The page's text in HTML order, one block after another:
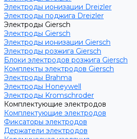
Электроды ионизации Dreizler
Электроды поджига Dreizler
Электроды Giersch
Электроды Giersch
Электроды ионизации Giersch
Электроды розжига Giersch
Блоки электродов розжига Giersch
Комплекты электродов Giersch
Электроды Brahma
Электроды Honeywell
Электроды Kromschroder
Комплектующие электродов
Комплектующие электродов
Фиксаторы электродов
Держатели электродов